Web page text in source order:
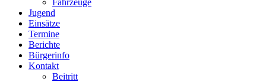
Fahrzeuge
Jugend
Einsätze
Termine
Berichte
Bürgerinfo
Kontakt
Beitritt